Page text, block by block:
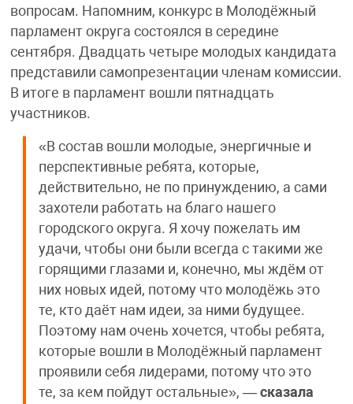
вопросам. Напомним, конкурс в Молодёжный
парламент округа состоялся в середине
сентября. Двадцать четыре молодых кандидата
представили самопрезентации членам комиссии.
В итоге в парламент вошли пятнадцать
участников.
«В состав вошли молодые, энергичные и
перспективные ребята, которые,
действительно, не по принуждению, а сами
захотели работать на благо нашего
городского округа. Я хочу пожелать им
удачи, чтобы они были всегда с такими же
горящими глазами и, конечно, мы ждём от
них новых идей, потому что молодёжь это
те, кто даёт нам идеи, за ними будущее.
Поэтому нам очень хочется, чтобы ребята,
которые вошли в Молодёжный парламент
проявили себя лидерами, потому что это
те, за кем пойдут остальные», — сказала